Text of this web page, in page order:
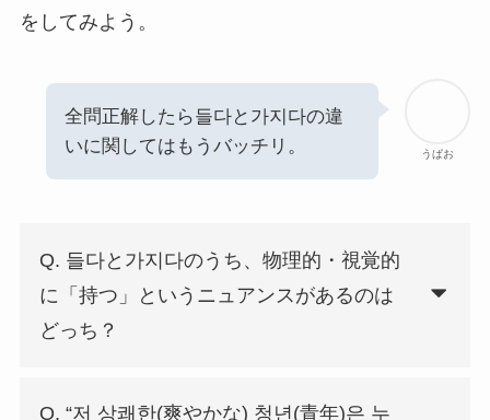
をしてみよう。
うぱお
全問正解したら들다と가지다の違
いに関してはもうバッチリ。
Q. 들다と가지다のうち、物理的・視覚的
に「持つ」というニュアンスがあるのは
どっち？
Q. “저 상쾌한(爽やかな) 청년(青年)은 누